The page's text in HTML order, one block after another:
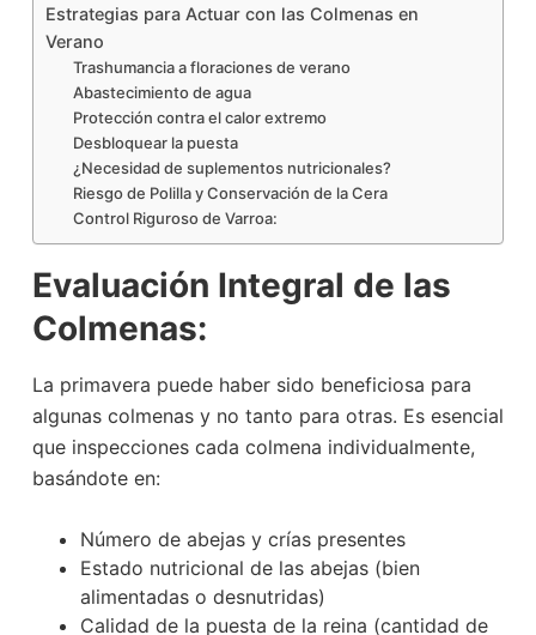
Estrategias para Actuar con las Colmenas en
Verano
Trashumancia a floraciones de verano
Abastecimiento de agua
Protección contra el calor extremo
Desbloquear la puesta
¿Necesidad de suplementos nutricionales?
Riesgo de Polilla y Conservación de la Cera
Control Riguroso de Varroa:
Evaluación Integral de las
Colmenas:
La primavera puede haber sido beneficiosa para
algunas colmenas y no tanto para otras. Es esencial
que inspecciones cada colmena individualmente,
basándote en:
Número de abejas y crías presentes
Estado nutricional de las abejas (bien
alimentadas o desnutridas)
Calidad de la puesta de la reina (cantidad de